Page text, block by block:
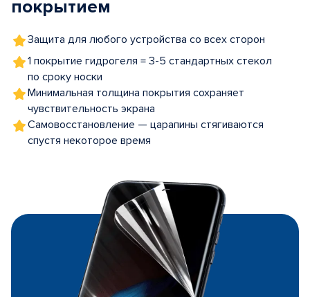
покрытием
Защита для любого устройства со всех сторон
1 покрытие гидрогеля = 3-5 стандартных стекол
по сроку носки
Минимальная толщина покрытия сохраняет
чувствительность экрана
Самовосстановление — царапины стягиваются
спустя некоторое время